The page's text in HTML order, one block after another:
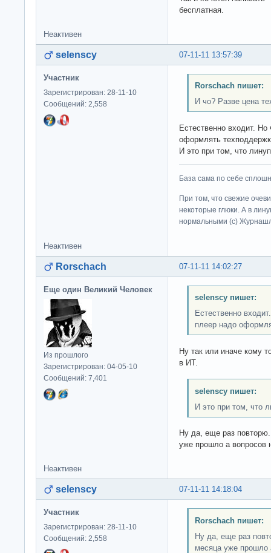
бесплатная.
Неактивен
07-11-11 13:57:39
selenscy
Участник
Зарегистрирован: 28-11-10
Сообщений: 2,558
Rorschach пишет:
И чо? Разве цена
Естественно входит.
оформлять
И это при том, что
База сама по себе
При том, что свежие
некоторые глюки. А в
нормальными (c)
Неактивен
07-11-11 14:02:27
Rorschach
Еще один Великий Человек
Из прошлого
Зарегистрирован: 04-05-10
Сообщений: 7,401
selenscy пишет:
Естественно
плеер надо
Ну так или иначе кому
в ИТ.
selenscy пишет:
И это при том, что
Ну да, еще раз
уже прошло а вопросов
Неактивен
07-11-11 14:18:04
selenscy
Участник
Зарегистрирован: 28-11-10
Сообщений: 2,558
Rorschach пишет:
Ну да, еще раз
месяца уже прошло